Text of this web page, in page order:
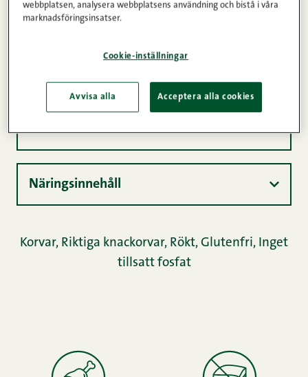
Produktinformation
Näringsinnehåll
Korvar, Riktiga knackorvar, Rökt, Glutenfri, Inget
tillsatt fosfat
webbplatsen, analysera webbplatsens användning och bistå i våra
marknadsföringsinsatser.
Cookie-inställningar
Avvisa alla Acceptera alla cookies